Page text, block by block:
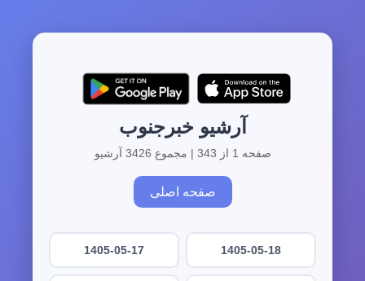
آرشیو خبرجنوب
صفحه 1 از 343 | مجموع 3426 آرشیو
صفحه اصلی
1405-05-18
1405-05-17